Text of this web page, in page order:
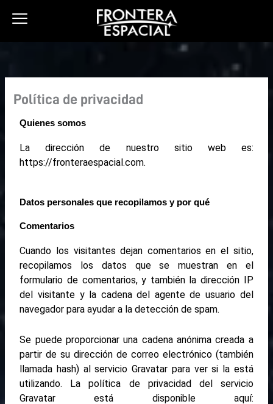
Política de privacidad
Quienes somos
La dirección de nuestro sitio web es:
https://fronteraespacial.com.
Datos personales que recopilamos y por qué
Comentarios
Cuando los visitantes dejan comentarios en el sitio,
recopilamos los datos que se muestran en el
formulario de comentarios, y también la dirección IP
del visitante y la cadena del agente de usuario del
navegador para ayudar a la detección de spam.
Se puede proporcionar una cadena anónima creada a
partir de su dirección de correo electrónico (también
llamada hash) al servicio Gravatar para ver si la está
utilizando. La política de privacidad del servicio
Gravatar está disponible aquí: